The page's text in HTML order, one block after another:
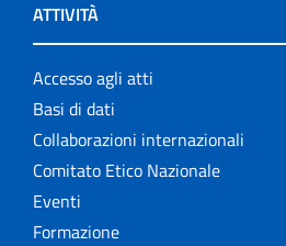
ATTIVITÀ
Accesso agli atti
Basi di dati
Collaborazioni internazionali
Comitato Etico Nazionale
Eventi
Formazione